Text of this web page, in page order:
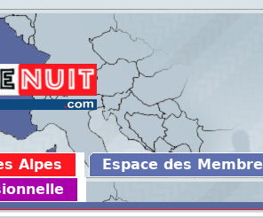
Alpes
Espace des Membre